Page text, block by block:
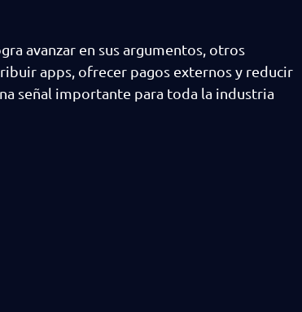
avanzar en sus argumentos, otros
apps, ofrecer pagos externos y reducir
señal importante para toda la industria